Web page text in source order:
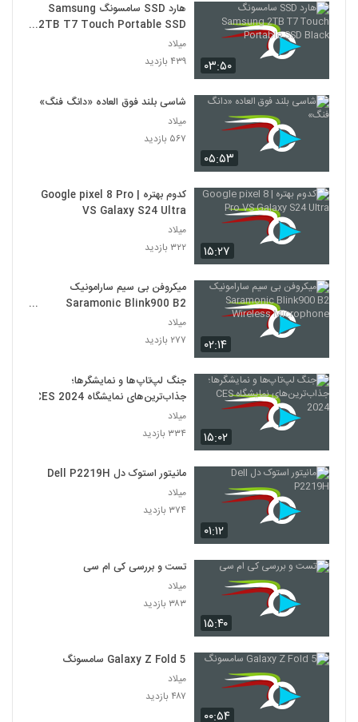
۰۳:۵۰
هارد SSD سامسونگ Samsung
2TB T7 Touch Portable SSD
Black
میلاد
۴۳۹ بازدید
۰۵:۵۳
شاسی بلند فوق العاده «دانگ فنگ»
میلاد
۵۶۷ بازدید
۱۵:۲۷
کدوم بهتره | Google pixel 8 Pro
VS Galaxy S24 Ultra
میلاد
۳۲۲ بازدید
۰۲:۱۴
میکروفن بی سیم سارامونیک
Saramonic Blink900 B2
Wireless Microphone
میلاد
۲۷۷ بازدید
۱۵:۰۲
جنگ لپ‌تاپ‌ها و نمایشگرها؛
جذاب‌ترین‌های نمایشگاه CES 2024
میلاد
۳۳۴ بازدید
۰۱:۱۲
مانیتور استوک دل Dell P2219H
میلاد
۳۷۴ بازدید
۱۵:۴۰
تست و بررسی کی ام سی
میلاد
۳۸۳ بازدید
۰۰:۵۴
Galaxy Z Fold 5 سامسونگ
میلاد
۴۸۷ بازدید